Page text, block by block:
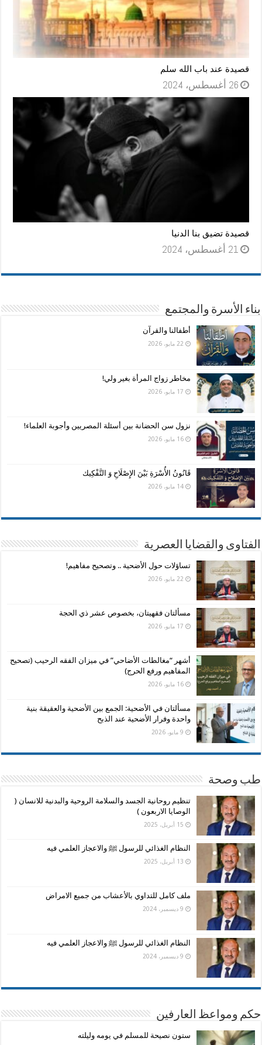
قصيدة عند باب الله سلم
26 أغسطس، 2024
قصيدة تضيق بنا الدنيا
21 أغسطس، 2024
بناء الأسرة والمجتمع
أطفالنا والقرآن
22 مايو، 2026
مخاطر زواج المرأة بغير ولي!
17 مايو، 2026
نزول سن الحضانة بين أسئلة المصريين وأجوبة العلماء!
16 مايو، 2026
قَانُونُ الأُسْرَةِ بَيْنَ الإِصْلَاحِ وَ التَّفْكِيك
14 مايو، 2026
الفتاوى والقضايا العصرية
تساؤلات حول الأضحية .. وتصحيح مفاهيم!
22 مايو، 2026
مسألتان فقهيتان، بخصوص عشر ذي الحجة
17 مايو، 2026
أشهر “مغالطات الأضاحي” في ميزان الفقه الرحيب (تصحيح
المفاهيم ورفع الحرج)
16 مايو، 2026
مسألتان في الأضحية: الجمع بين الأضحية والعقيقة بنية
واحدة وفرار الأضحية عند الذبح
9 مايو، 2026
طب وصحة
تنظيم روحانية الجسد والسلامة الروحية والبدنية للانسان (
الوصايا الاربعون )
15 أبريل، 2025
النظام الغذائي للرسول ﷺ والاعجاز العلمي فيه
13 أبريل، 2025
ملف كامل للتداوي بالأعشاب من جميع الامراض
9 ديسمبر، 2024
النظام الغذائي للرسول ﷺ والاعجاز العلمي فيه
9 ديسمبر، 2024
حكم ومواعظ العارفين
ستون نصيحة للمسلم في يومه وليلته